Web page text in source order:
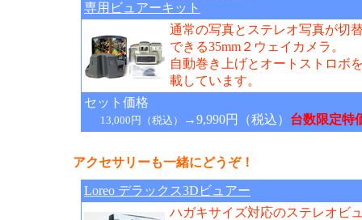
専用ビュアーキット
通常の写真とステレオ写真が切
できる35mm２ウェイカメラ。
自動巻き上げとオートストロボ
載しています。
セット価格
13,000円（税込） →9,990円（税込） 台数限定特
アクセサリーも一緒にどうぞ！
Loreo デラックス3Dビュアー
ハガキサイズ対応のステレオビ